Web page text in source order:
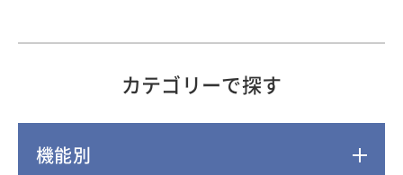
カテゴリーで探す
機能別